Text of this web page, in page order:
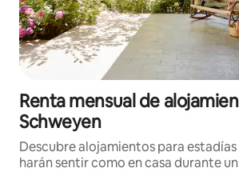
Renta mensual de
Schweyen
Descubre alojamientos para
harán sentir como en casa durante un